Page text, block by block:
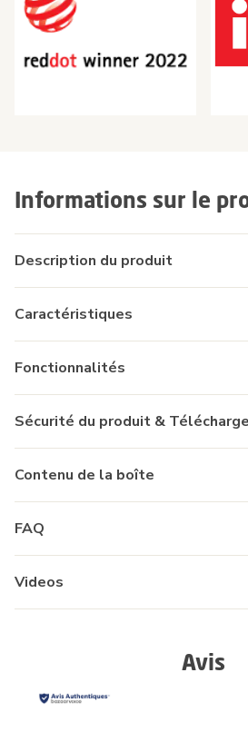
Informations sur le
Description du produit
Caractéristiques
Fonctionnalités
Sécurité du produit &
Contenu de la boîte
FAQ
Videos
Avis